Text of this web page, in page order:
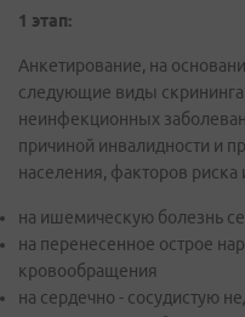
1 этап:
Анкетирование, на
следующие виды
неинфекционных
причиной инвалидности и
населения, факторов риска
на ишемическую болезнь
на перенесенное острое
кровообращения
на сердечно - сосудистую